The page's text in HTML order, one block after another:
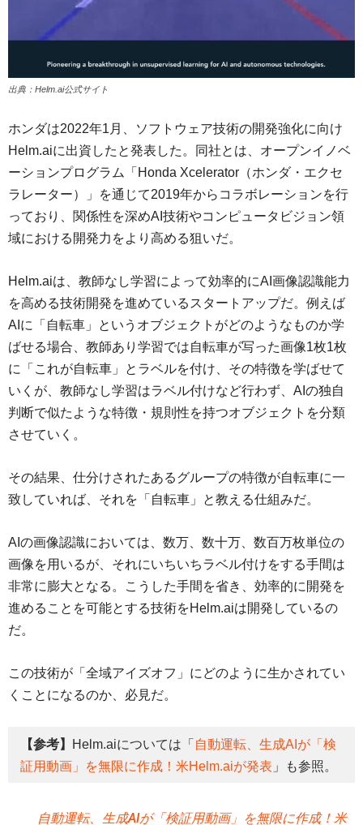
出典：Helm.ai公式サイト
ホンダは2022年1月、ソフトウェア技術の開発強化に向け
Helm.aiに出資したと発表した。同社とは、オープンイノベ
ーションプログラム「Honda Xcelerator（ホンダ・エクセ
ラレーター）」を通じて2019年からコラボレーションを行
っており、関係性を深めAI技術やコンピュータビジョン領
域における開発力をより高める狙いだ。
Helm.aiは、教師なし学習によって効率的にAI画像認識能力
を高める技術開発を進めているスタートアップだ。例えば
AIに「自転車」というオブジェクトがどのようなものか学
ばせる場合、教師あり学習では自転車が写った画像1枚1枚
に「これが自転車」とラベルを付け、その特徴を学ばせて
いくが、教師なし学習はラベル付けなど行わず、AIの独自
判断で似たような特徴・規則性を持つオブジェクトを分類
させていく。
その結果、仕分けされたあるグループの特徴が自転車に一
致していれば、それを「自転車」と教える仕組みだ。
AIの画像認識においては、数万、数十万、数百万枚単位の
画像を用いるが、それにいちいちラベル付けをする手間は
非常に膨大となる。こうした手間を省き、効率的に開発を
進めることを可能とする技術をHelm.aiは開発しているの
だ。
この技術が「全域アイズオフ」にどのように生かされてい
くことになるのか、必見だ。
【参考】 Helm.aiについては「 自動運転、生成AIが「検
証用動画」を無限に作成！米Helm.aiが発表 」も参照。
自動運転、生成AIが「検証用動画」を無限に作成！米